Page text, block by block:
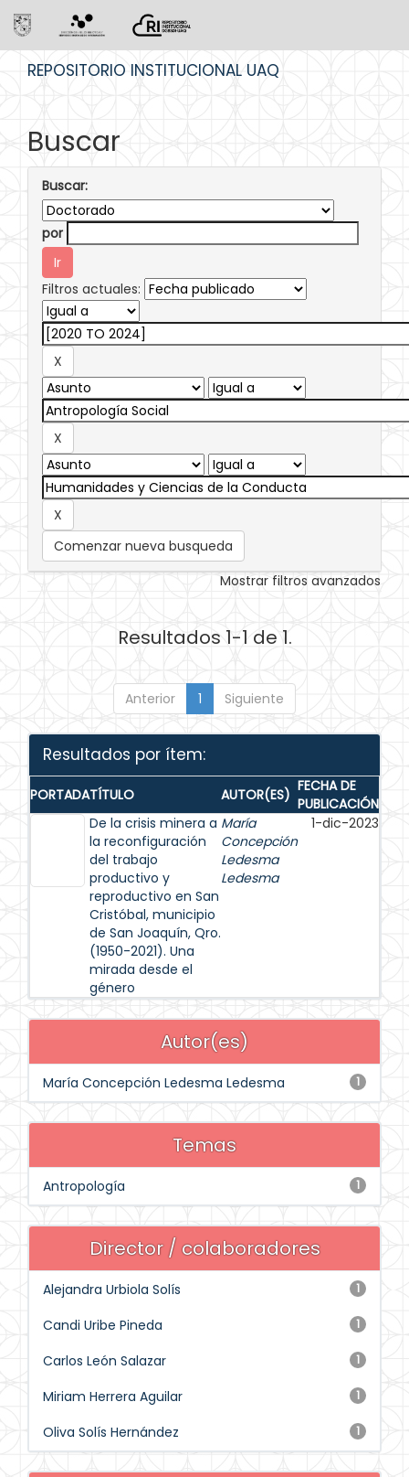
REPOSITORIO INSTITUCIONAL UAQ
Buscar
Buscar:
por
Filtros actuales:
Comenzar nueva busqueda
Mostrar filtros avanzados
Resultados 1-1 de 1.
Anterior 1 Siguiente
Resultados por ítem:
PORTADATÍTULO AUTOR(ES) FECHA DE
PUBLICACIÓN
De la crisis minera a
la reconfiguración
del trabajo
productivo y
reproductivo en San
Cristóbal, municipio
de San Joaquín, Qro.
(1950-2021). Una
mirada desde el
género
María
Concepción
Ledesma
Ledesma
1-dic-2023
Autor(es)
1
María Concepción Ledesma Ledesma
Temas
1
Antropología
Director / colaboradores
1
Alejandra Urbiola Solís
1
Candi Uribe Pineda
1
Carlos León Salazar
1
Miriam Herrera Aguilar
1
Oliva Solís Hernández